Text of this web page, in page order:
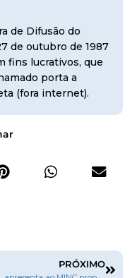
de Difusão do
de outubro de 1987
fins lucrativos, que
porta a
(fora internet).
PRÓXIMO